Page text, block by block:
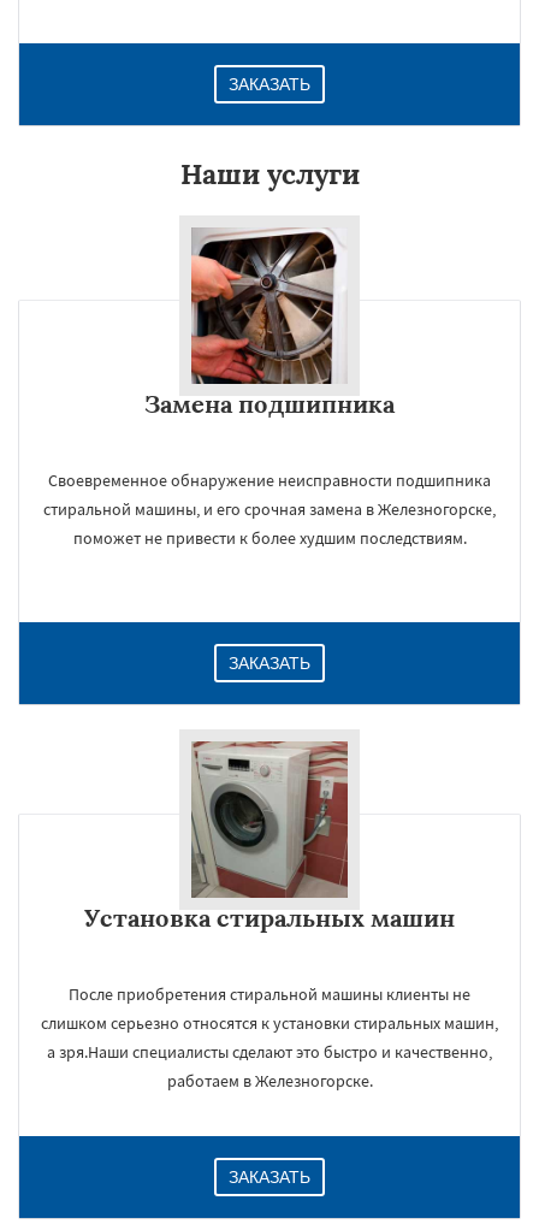
ЗАКАЗАТЬ
Наши услуги
Замена подшипника
Своевременное обнаружение неисправности подшипника
стиральной машины, и его срочная замена в Железногорске,
поможет не привести к более худшим последствиям.
ЗАКАЗАТЬ
Установка стиральных машин
После приобретения стиральной машины клиенты не
слишком серьезно относятся к установки стиральных машин,
а зря.Наши специалисты сделают это быстро и качественно,
работаем в Железногорске.
ЗАКАЗАТЬ
Даю согласие на обработку персональных данных